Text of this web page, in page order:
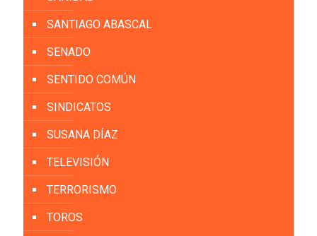
SANTIAGO ABASCAL
SENADO
SENTIDO COMÚN
SINDICATOS
SUSANA DÍAZ
TELEVISIÓN
TERRORISMO
TOROS